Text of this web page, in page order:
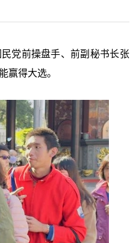
党前操盘手、前副秘书长张
赢得大选。